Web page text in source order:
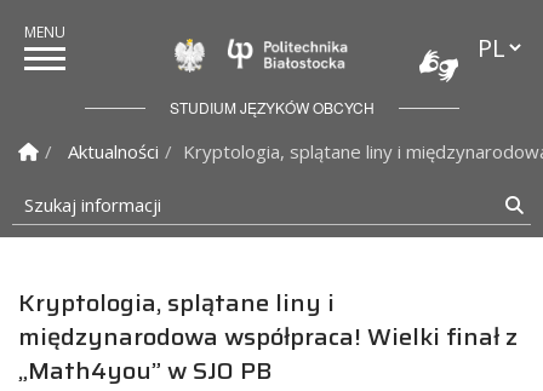
Politechnika
STUDIUM JĘZYKÓW OBCYCH
Strona Główna
Aktualności
Kryptologia, splątane liny i
Szukaj informacji
Kryptologia, splątane liny i
międzynarodowa współpraca! Wielki finał z
„Math4you” w SJO PB